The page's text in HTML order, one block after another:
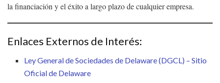
la financiación y el éxito a largo plazo de cualquier empresa.
Enlaces Externos de Interés:
Ley General de Sociedades de Delaware (DGCL) – Sitio
Oficial de Delaware